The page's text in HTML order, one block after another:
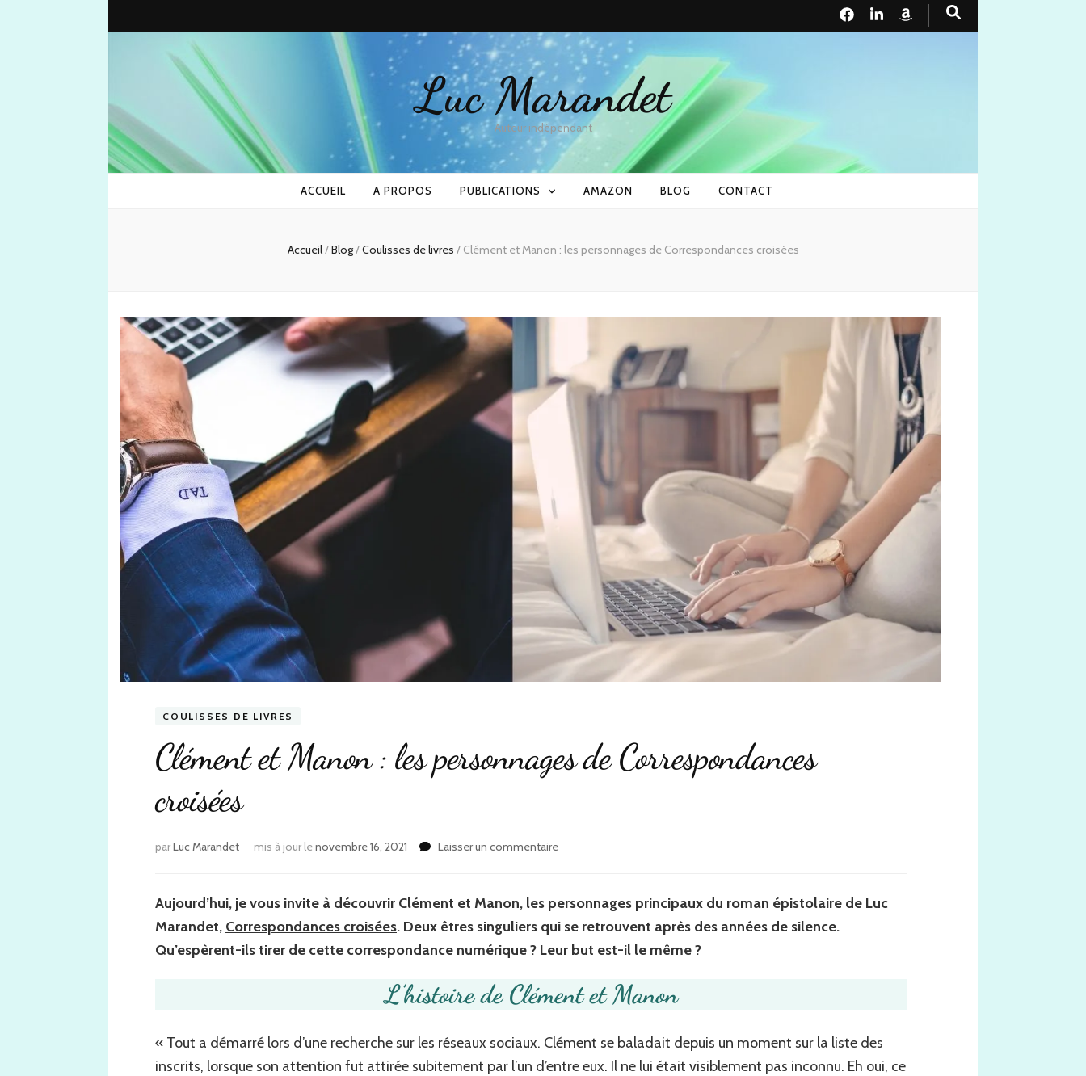
Luc Marandet
Auteur indépendant
ACCUEIL A PROPOS PUBLICATIONS AMAZON BLOG CONTACT
Accueil/Blog/Coulisses de livres / Clément et Manon : les personnages de Correspondances croisées
COULISSES DE LIVRES
Clément et Manon : les personnages de Correspondances
croisées
parLuc Marandet mis à jour lenovembre 16, 2021 Laisser un commentairesur
les
personnages
Correspondances
croisées
Aujourd’hui, je vous invite à découvrir Clément et Manon, les personnages principaux du roman épistolaire de Luc
Marandet, Correspondances croisées. Deux êtres singuliers qui se retrouvent après des années de silence.
Qu’espèrent-ils tirer de cette correspondance numérique ? Leur but est-il le même ?
L’histoire de Clément et Manon
« Tout a démarré lors d’une recherche sur les réseaux sociaux. Clément se baladait depuis un moment sur la liste des
inscrits, lorsque son attention fut attirée subitement par l’un d’entre eux. Il ne lui était visiblement pas inconnu. Eh oui, ce